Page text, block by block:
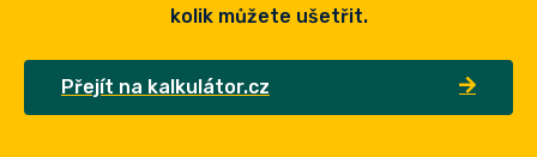
kolik můžete ušetřit.
Přejít na kalkulátor.cz